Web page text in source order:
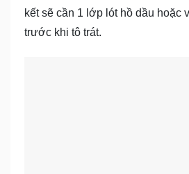
kết sẽ cần 1 lớp lót hồ dầu hoặc
trước khi tô trát.